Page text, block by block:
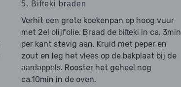
5. Bifteki braden
Verhit een grote koekenpan op hoog vuur
met 2el olijfolie. Braad de bifteki in ca. 3min
per kant stevig aan. Kruid met peper en
zout en leg het vleesop de bakplaat bij de
aardappels. Rooster het geheel nog
ca.10min in de oven.